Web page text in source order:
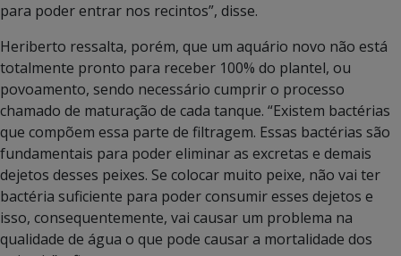
para poder entrar nos recintos”, disse.
Heriberto ressalta, porém, que um aquário novo não está
totalmente pronto para receber 100% do plantel, ou
povoamento, sendo necessário cumprir o processo
chamado de maturação de cada tanque. “Existem bactérias
que compõem essa parte de filtragem. Essas bactérias são
fundamentais para poder eliminar as excretas e demais
dejetos desses peixes. Se colocar muito peixe, não vai ter
bactéria suficiente para poder consumir esses dejetos e
isso, consequentemente, vai causar um problema na
qualidade de água o que pode causar a mortalidade dos